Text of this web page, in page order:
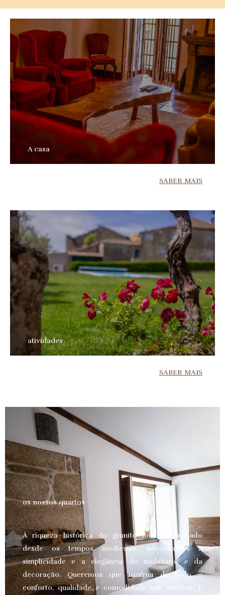
A casa
SABER MAIS
atividades
SABER MAIS
os nossos quartos
À riqueza histórica do granito local, trabalhado
desde os tempos medievais, adicionamos a
simplicidade e a elegância do mobiliário e da
decoração. Queremos que usufrua de todo o
conforto, qualidade e comodidade que merece.
E